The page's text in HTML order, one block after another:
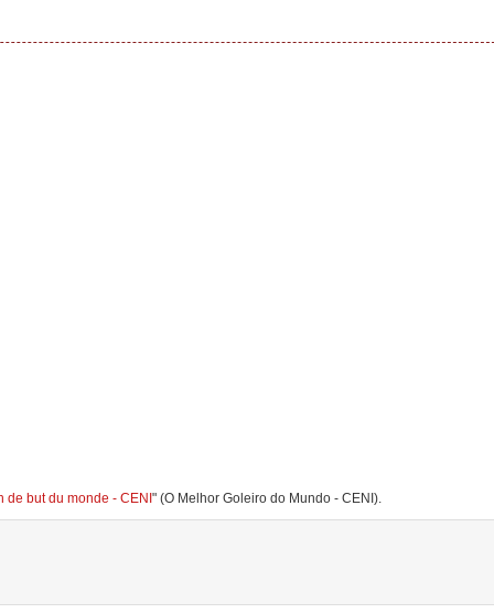
de but du monde - CENI " (O Melhor Goleiro do Mundo - CENI).